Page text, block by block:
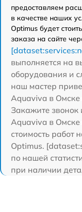
предоставляем
в качестве наших
Optimus будет
заказа на сайте
выполняется на
оборудования и
наш мастер
Aquaviva в Омске
Закажите звонок
Aquaviva в Омске
стоимость работ
Optimus.
по нашей
при наличии